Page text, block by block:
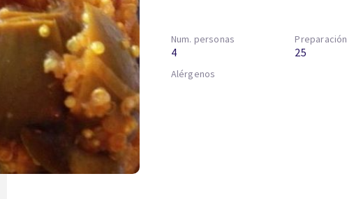
Num. personas
4
Preparación
25
Alérgenos